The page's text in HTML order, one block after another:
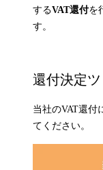
するVAT還付を
す。
還付決定
当社のVAT還付
てください。